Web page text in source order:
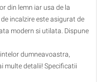
din lemn iar usa de la
incalzire este asigurat de
modern si utilata. Dispune
dumneavoastra,
multe detalii! Specificatii